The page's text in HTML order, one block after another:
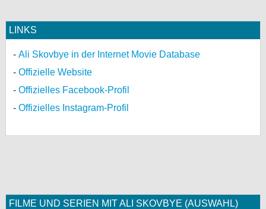
LINKS
Ali Skovbye in der Internet Movie Database
Offizielle Website
Offizielles Facebook-Profil
Offizielles Instagram-Profil
FILME UND SERIEN MIT ALI SKOVBYE (AUSWAHL)